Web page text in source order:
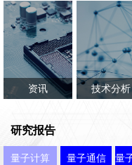
ꀂ 其他
关于我们
资讯 技术分析
研究报告
量子计算 量子通信